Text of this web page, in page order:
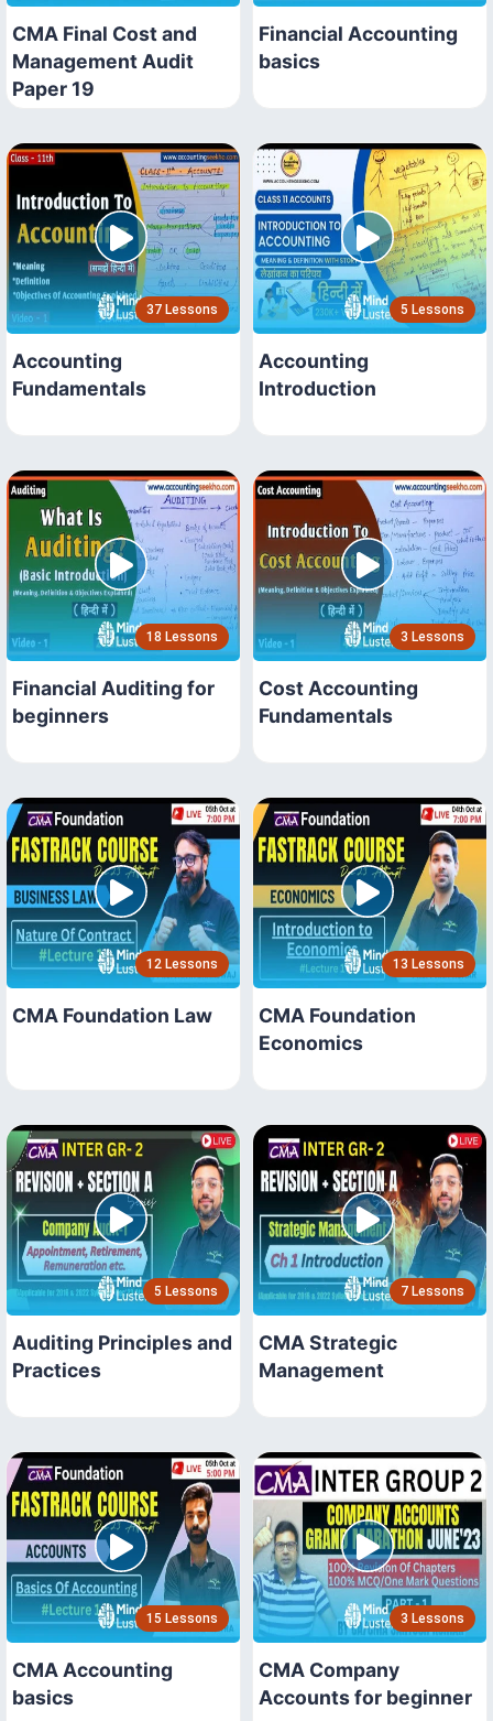
CMA Final Cost and
Management Audit
Paper 19
Financial Accounting
basics
37 Lessons
Accounting
Fundamentals
5 Lessons
Accounting
Introduction
18 Lessons
Financial Auditing for
beginners
3 Lessons
Cost Accounting
Fundamentals
12 Lessons
CMA Foundation Law
13 Lessons
CMA Foundation
Economics
5 Lessons
Auditing Principles and
Practices
7 Lessons
CMA Strategic
Management
15 Lessons
CMA Accounting
basics
3 Lessons
CMA Company
Accounts for beginner